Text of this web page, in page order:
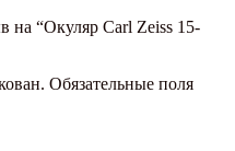
на “Окуляр Carl Zeiss 15-
Обязательные поля